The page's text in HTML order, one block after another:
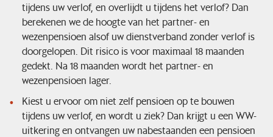
tijdens uw verlof, en overlijdt u tijdens het verlof? Dan
berekenen we de hoogte van het partner- en
wezenpensioen alsof uw dienstverband zonder verlof is
doorgelopen. Dit risico is voor maximaal 18 maanden
gedekt. Na 18 maanden wordt het partner- en
wezenpensioen lager.
Kiest u ervoor om niet zelf pensioen op te bouwen
tijdens uw verlof, en wordt u ziek? Dan krijgt u een WW-
uitkering en ontvangen uw nabestaanden een pensioen